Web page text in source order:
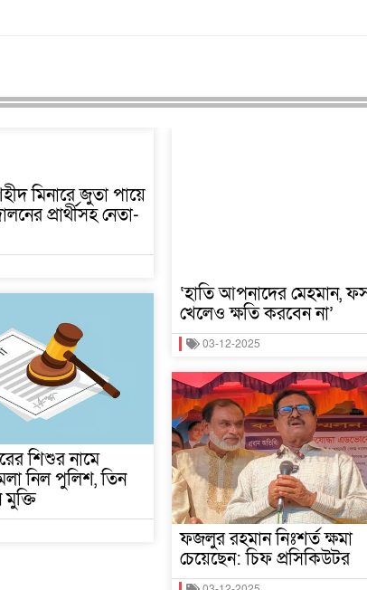
মিনারে জুতা পায়ে
প্রার্থীসহ নেতা-
শিশুর নামে
নিল পুলিশ, তিন
‘হাতি আপনাদের মেহমান,
খেলেও ক্ষতি করবেন না’
03-12-2025
ফজলুর রহমান নিঃশর্ত ক্ষমা
চেয়েছেন: চিফ প্রসিকিউটর